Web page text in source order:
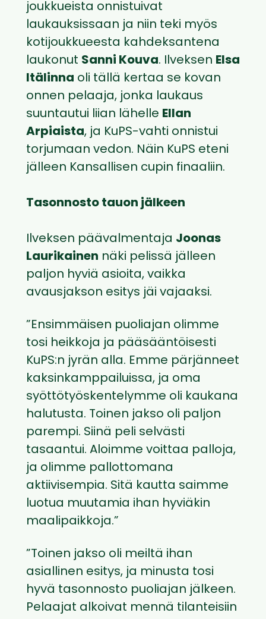
joukkueista onnistuivat
laukauksissaan ja niin teki myös
kotijoukkueesta kahdeksantena
laukonut Sanni Kouva. Ilveksen Elsa
Itälinna oli tällä kertaa se kovan
onnen pelaaja, jonka laukaus
suuntautui liian lähelle Ellan
Arpiaista, ja KuPS-vahti onnistui
torjumaan vedon. Näin KuPS eteni
jälleen Kansallisen cupin finaaliin.
Tasonnosto tauon jälkeen
Ilveksen päävalmentaja Joonas
Laurikainen näki pelissä jälleen
paljon hyviä asioita, vaikka
avausjakson esitys jäi vajaaksi.
”Ensimmäisen puoliajan olimme
tosi heikkoja ja pääsääntöisesti
KuPS:n jyrän alla. Emme pärjänneet
kaksinkamppailuissa, ja oma
syöttötyöskentelymme oli kaukana
halutusta. Toinen jakso oli paljon
parempi. Siinä peli selvästi
tasaantui. Aloimme voittaa palloja,
ja olimme pallottomana
aktiivisempia. Sitä kautta saimme
luotua muutamia ihan hyviäkin
maalipaikkoja.”
”Toinen jakso oli meiltä ihan
asiallinen esitys, ja minusta tosi
hyvä tasonnosto puoliajan jälkeen.
Pelaajat alkoivat mennä tilanteisiin